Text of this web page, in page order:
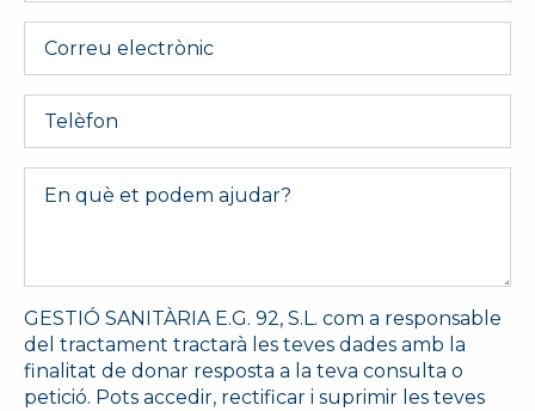
Email
Telèfon
Message
GESTIÓ SANITÀRIA E.G. 92, S.L. com a responsable
del tractament tractarà les teves dades amb la
finalitat de donar resposta a la teva consulta o
petició. Pots accedir, rectificar i suprimir les teves